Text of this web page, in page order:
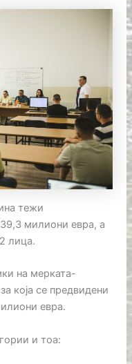
тежи
милиони евра, а
лица.
на мерката-
која се предвидени
евра.
и тоа: